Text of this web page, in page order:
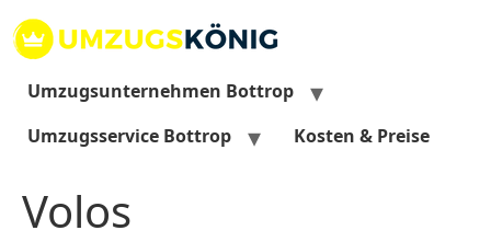
Inhalt
springen
Umzugsunternehmen Bottrop
Umzugsservice Bottrop
Kosten & Preise
Volos